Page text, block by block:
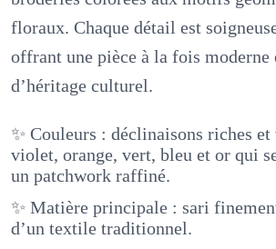
floraux. Chaque détail est
offrant une pièce à la fois moderne
d’héritage culturel.
✨ Couleurs : déclinaisons riches
violet, orange, vert, bleu et or qui
un patchwork raffiné.
✨ Matière principale : sari
d’un textile traditionnel.